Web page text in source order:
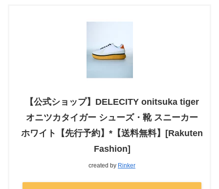
【公式ショップ】DELECITY onitsuka tiger
オニツカタイガー シューズ・靴 スニーカー
ホワイト【先行予約】*【送料無料】[Rakuten
Fashion]
created by Rinker